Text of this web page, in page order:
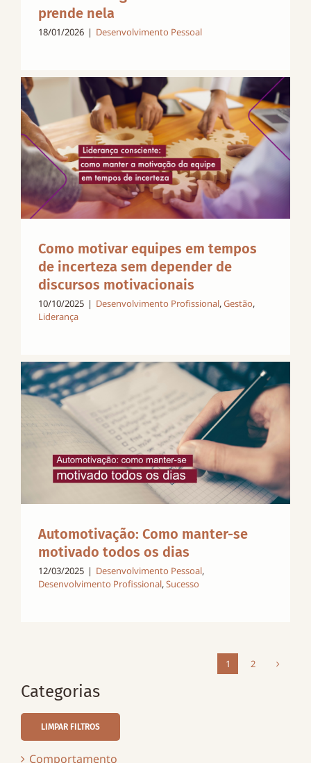
prende nela
18/01/2026 | Desenvolvimento Pessoal
Como motivar equipes em tempos
de incerteza sem depender de
discursos motivacionais
10/10/2025 | Desenvolvimento Profissional,Gestão,
Liderança
Automotivação: Como manter-se
motivado todos os dias
12/03/2025 | Desenvolvimento Pessoal,
Desenvolvimento Profissional,Sucesso
1 2
Categorias
LIMPAR FILTROS
Comportamento